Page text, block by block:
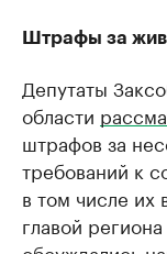
Штрафы за
Депутаты
области
штрафов за
требований к
в том числе их
главой